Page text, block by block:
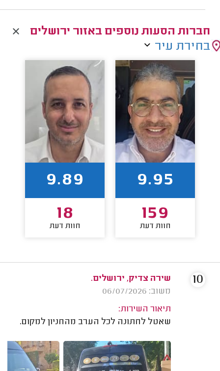
חברות הסעות נוספים באזור ירושלים
בחירת עיר
9.95
159
חוות דעת
9.89
18
חוות דעת
שירה צדיק, ירושלים.
משוב: 06/07/2026
תיאור השירות:
שאטל לחתונה לכל הערב מהחניון למקום.
10